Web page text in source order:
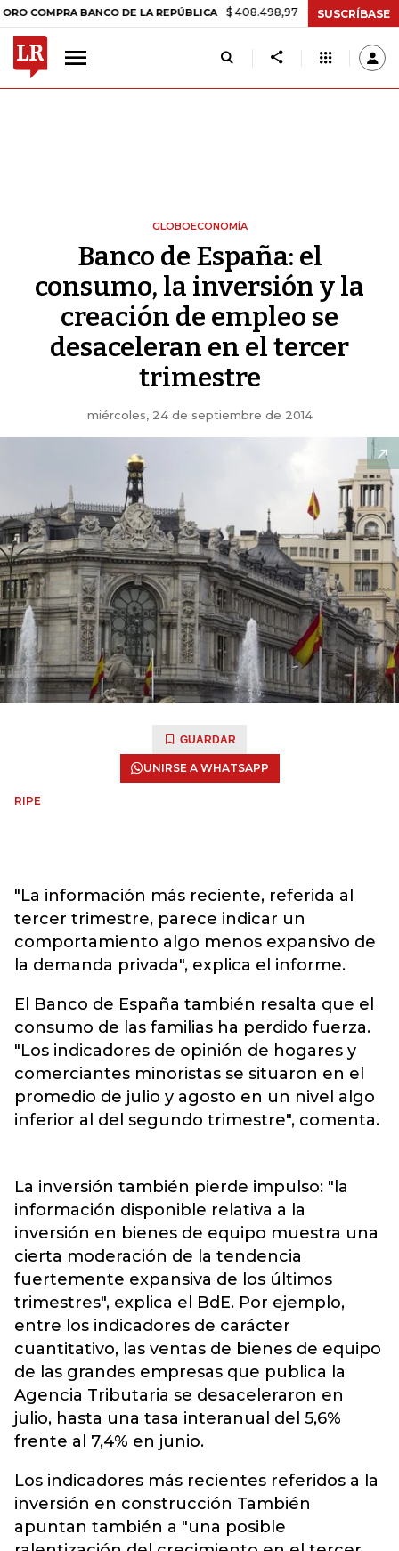
BANCO DE LA REPÚBLICA $ 408.498,97 +$ 8.753,81 +2,19%
SUSCRÍBASE
GLOBOECONOMÍA
Banco de España: el
consumo, la inversión y la
creación de empleo se
desaceleran en el tercer
trimestre
miércoles, 24 de septiembre de 2014
GUARDAR
UNIRSE A WHATSAPP
RIPE
"La información más reciente, referida al
tercer trimestre, parece indicar un
comportamiento algo menos expansivo de
la demanda privada", explica el informe.
El Banco de España también resalta que el
consumo de las familias ha perdido fuerza.
"Los indicadores de opinión de hogares y
comerciantes minoristas se situaron en el
promedio de julio y agosto en un nivel algo
inferior al del segundo trimestre", comenta.
La inversión también pierde impulso: "la
información disponible relativa a la
inversión en bienes de equipo muestra una
cierta moderación de la tendencia
fuertemente expansiva de los últimos
trimestres", explica el BdE. Por ejemplo,
entre los indicadores de carácter
cuantitativo, las ventas de bienes de equipo
de las grandes empresas que publica la
Agencia Tributaria se desaceleraron en
julio, hasta una tasa interanual del 5,6%
frente al 7,4% en junio.
Los indicadores más recientes referidos a la
inversión en construcción También
apuntan también a "una posible